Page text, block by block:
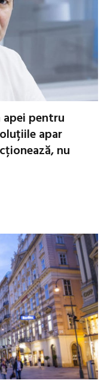
pentru
apar
nu